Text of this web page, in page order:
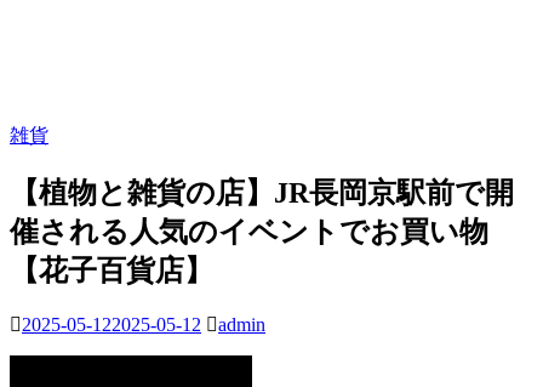
雑貨
【植物と雑貨の店】JR長岡京駅前で開
催される人気のイベントでお買い物
【花子百貨店】
2025-05-122025-05-12 admin